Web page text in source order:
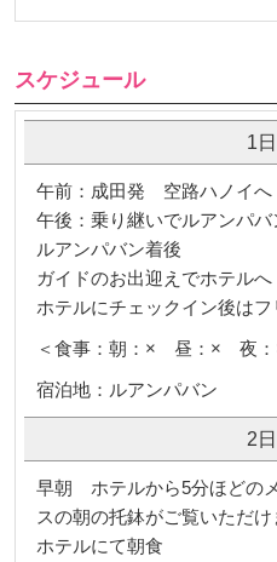
スケジュール
1
午前：成田発 空路ハノイへ
午後：乗り継いでルアンパバ
ルアンパバン着後
ガイドのお出迎えでホテルへ
ホテルにチェックイン後はフ
＜食事：朝：× 昼：× 夜
宿泊地：ルアンパバン
2
早朝 ホテルから5分ほどの
スの朝の托鉢がご覧いただけ
ホテルにて朝食